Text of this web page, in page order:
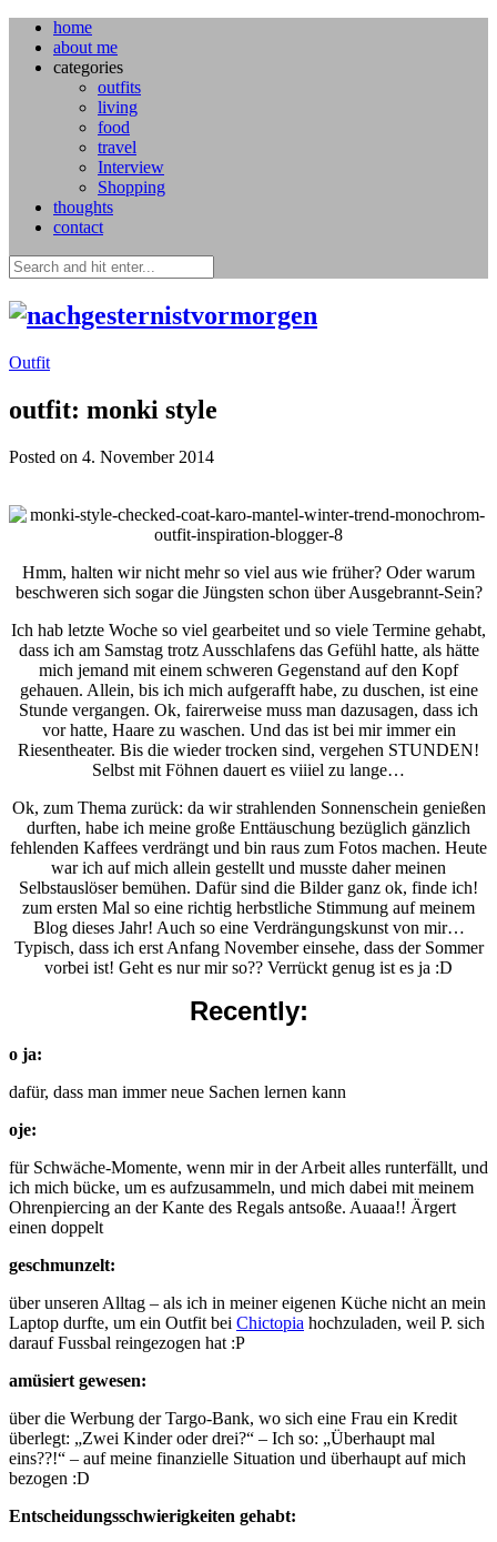
home
about me
categories
outfits
living
food
travel
Interview
Shopping
thoughts
contact
Outfit
outfit: monki style
Posted on 4. November 2014
Hmm, halten wir nicht mehr so viel aus wie früher? Oder warum
beschweren sich sogar die Jüngsten schon über Ausgebrannt-Sein?
Ich hab letzte Woche so viel gearbeitet und so viele Termine gehabt,
dass ich am Samstag trotz Ausschlafens das Gefühl hatte, als hätte
mich jemand mit einem schweren Gegenstand auf den Kopf
gehauen. Allein, bis ich mich aufgerafft habe, zu duschen, ist eine
Stunde vergangen. Ok, fairerweise muss man dazusagen, dass ich
vor hatte, Haare zu waschen. Und das ist bei mir immer ein
Riesentheater. Bis die wieder trocken sind, vergehen STUNDEN!
Selbst mit Föhnen dauert es viiiel zu lange…
Ok, zum Thema zurück: da wir strahlenden Sonnenschein genießen
durften, habe ich meine große Enttäuschung bezüglich gänzlich
fehlenden Kaffees verdrängt und bin raus zum Fotos machen. Heute
war ich auf mich allein gestellt und musste daher meinen
Selbstauslöser bemühen. Dafür sind die Bilder ganz ok, finde ich!
zum ersten Mal so eine richtig herbstliche Stimmung auf meinem
Blog dieses Jahr! Auch so eine Verdrängungskunst von mir…
Typisch, dass ich erst Anfang November einsehe, dass der Sommer
vorbei ist! Geht es nur mir so?? Verrückt genug ist es ja :D
Recently:
o ja:
dafür, dass man immer neue Sachen lernen kann
oje:
für Schwäche-Momente, wenn mir in der Arbeit alles runterfällt, und
ich mich bücke, um es aufzusammeln, und mich dabei mit meinem
Ohrenpiercing an der Kante des Regals antsoße. Auaaa!! Ärgert
einen doppelt
geschmunzelt:
über unseren Alltag – als ich in meiner eigenen Küche nicht an mein
Laptop durfte, um ein Outfit bei Chictopia hochzuladen, weil P. sich
darauf Fussbal reingezogen hat :P
amüsiert gewesen:
über die Werbung der Targo-Bank, wo sich eine Frau ein Kredit
überlegt: „Zwei Kinder oder drei?“ – Ich so: „Überhaupt mal
eins??!“ – auf meine finanzielle Situation und überhaupt auf mich
bezogen :D
Entscheidungsschwierigkeiten gehabt: